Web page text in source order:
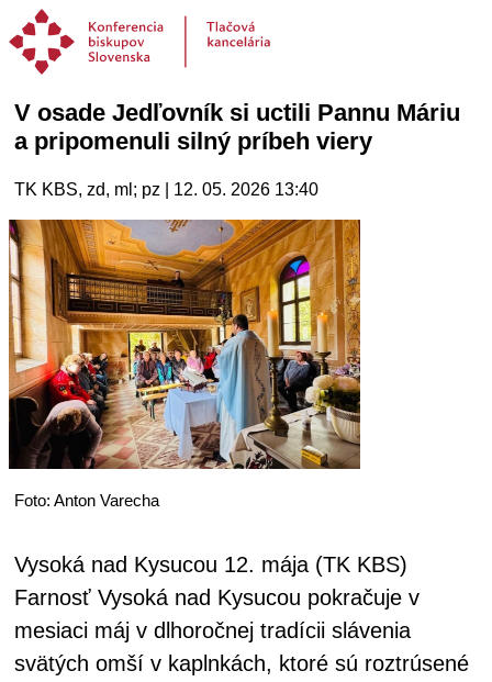
V osade Jedľovník si uctili Pannu Máriu
a pripomenuli silný príbeh viery
TK KBS, zd, ml; pz | 12. 05. 2026 13:40
Foto: Anton Varecha
Vysoká nad Kysucou 12. mája (TK KBS)
Farnosť Vysoká nad Kysucou pokračuje v
mesiaci máj v dlhoročnej tradícii slávenia
svätých omší v kaplnkách, ktoré sú roztrúsené